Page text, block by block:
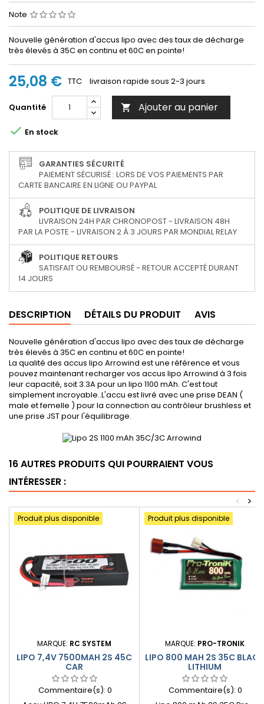
Note
Nouvelle génération d'accus lipo avec des taux de décharge
très élevés à 35C en continu et 60C en pointe!
25,08 € TTC livraison rapide sous 2-3 jours
Quantité  Ajouter au panier
 En stock
GARANTIES SÉCURITÉ
PAIEMENT SÉCURISÉ : LORS DE VOS PAIEMENTS PAR
CARTE BANCAIRE EN LIGNE OU PAYPAL
POLITIQUE DE LIVRAISON
LIVRAISON 24H PAR CHRONOPOST - LIVRAISON 48H
PAR LA POSTE - LIVRAISON 2 À 3 JOURS PAR MONDIAL RELAY
POLITIQUE RETOURS
SATISFAIT OU REMBOURSÉ - RETOUR ACCEPTÉ DURANT
14 JOURS
DESCRIPTION DÉTAILS DU PRODUIT AVIS
Nouvelle génération d'accus lipo avec des taux de décharge
très élevés à 35C en continu et 60C en pointe!
La qualité des accus lipo Arrowind est une référence et vous
pouvez maintenant recharger vos accus lipo Arrowind à 3 fois
leur capacité, soit 3.3A pour un lipo 1100 mAh. C'est tout
simplement incroyable..L'accu est livré avec une prise DEAN (
male et femelle ) pour la connection au contrôleur brushless et
une prise JST pour l'équilibrage.
16 AUTRES PRODUITS QUI POURRAIENT VOUS
INTÉRESSER :
>
<
Produit plus disponible
MARQUE: RC SYSTEM
LIPO 7,4V 7500MAH 2S 45C
CAR
Commentaire(s): 0
Produit plus disponible
MARQUE: PRO-TRONIK
LIPO 800 MAH 2S 35C BLACK
LITHIUM
Commentaire(s): 0